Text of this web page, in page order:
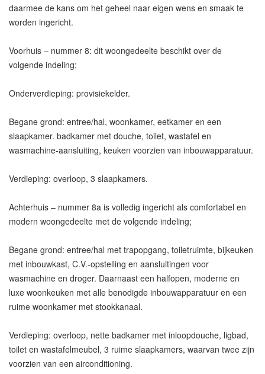
daarmee de kans om het geheel naar eigen wens en smaak te
worden ingericht.
Voorhuis – nummer 8: dit woongedeelte beschikt over de
volgende indeling;
Onderverdieping: provisiekelder.
Begane grond: entree/hal, woonkamer, eetkamer en een
slaapkamer. badkamer met douche, toilet, wastafel en
wasmachine-aansluiting, keuken voorzien van inbouwapparatuur.
Verdieping: overloop, 3 slaapkamers.
Achterhuis – nummer 8a is volledig ingericht als comfortabel en
modern woongedeelte met de volgende indeling;
Begane grond: entree/hal met trapopgang, toiletruimte, bijkeuken
met inbouwkast, C.V.-opstelling en aansluitingen voor
wasmachine en droger. Daarnaast een halfopen, moderne en
luxe woonkeuken met alle benodigde inbouwapparatuur en een
ruime woonkamer met stookkanaal.
Verdieping: overloop, nette badkamer met inloopdouche, ligbad,
toilet en wastafelmeubel, 3 ruime slaapkamers, waarvan twee zijn
voorzien van een airconditioning.